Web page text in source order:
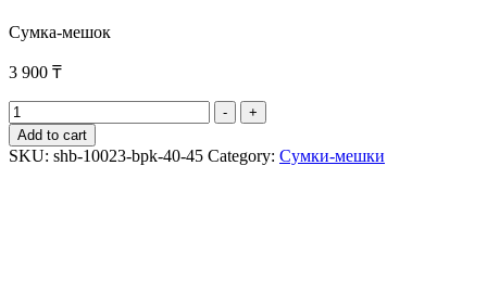
Сумка-мешок
3 900 ₸
Сумка-
мешок
Shabu
Диво
-
+
Add to cart
SKU: shb-10023-bpk-40-45 Category: Сумки-мешки